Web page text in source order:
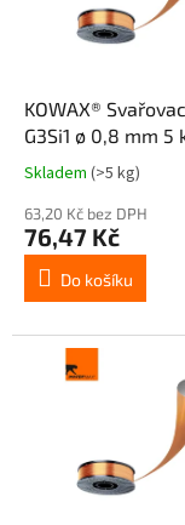
KOWAX®
G3Si1 ø 0,8 mm 5
Průměrné
produktu
je
4,0
hvězdiček.
Skladem (>5 kg)
63,20 Kč bez DPH
76,47 Kč
Do košíku